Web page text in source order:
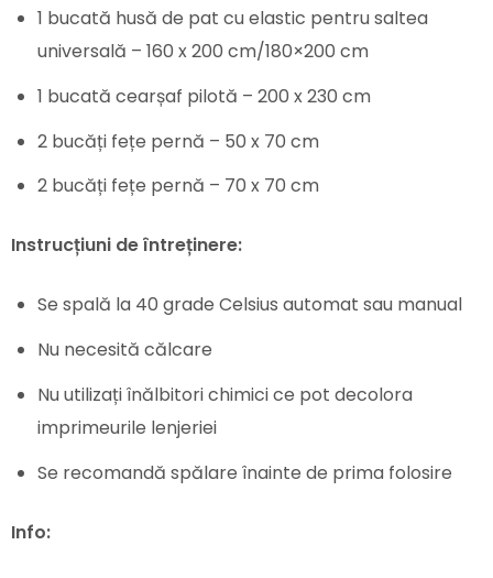
1 bucată husă de pat cu elastic pentru saltea
universală – 160 x 200 cm/180×200 cm
1 bucată cearșaf pilotă – 200 x 230 cm
2 bucăți fețe pernă – 50 x 70 cm
2 bucăți fețe pernă – 70 x 70 cm
Instrucțiuni de întreținere:
Se spală la 40 grade Celsius automat sau manual
Nu necesită călcare
Nu utilizați înălbitori chimici ce pot decolora
imprimeurile lenjeriei
Se recomandă spălare înainte de prima folosire
Info: